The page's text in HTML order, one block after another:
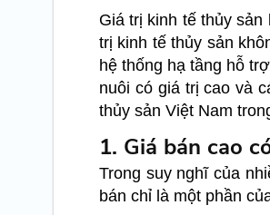
Giá trị kinh tế thủy
trị kinh tế thủy sản
hệ thống hạ tầng hỗ
nuôi có giá trị cao và
thủy sản Việt Nam
1. Giá bán cao
Trong suy nghĩ của
bán chỉ là một phần